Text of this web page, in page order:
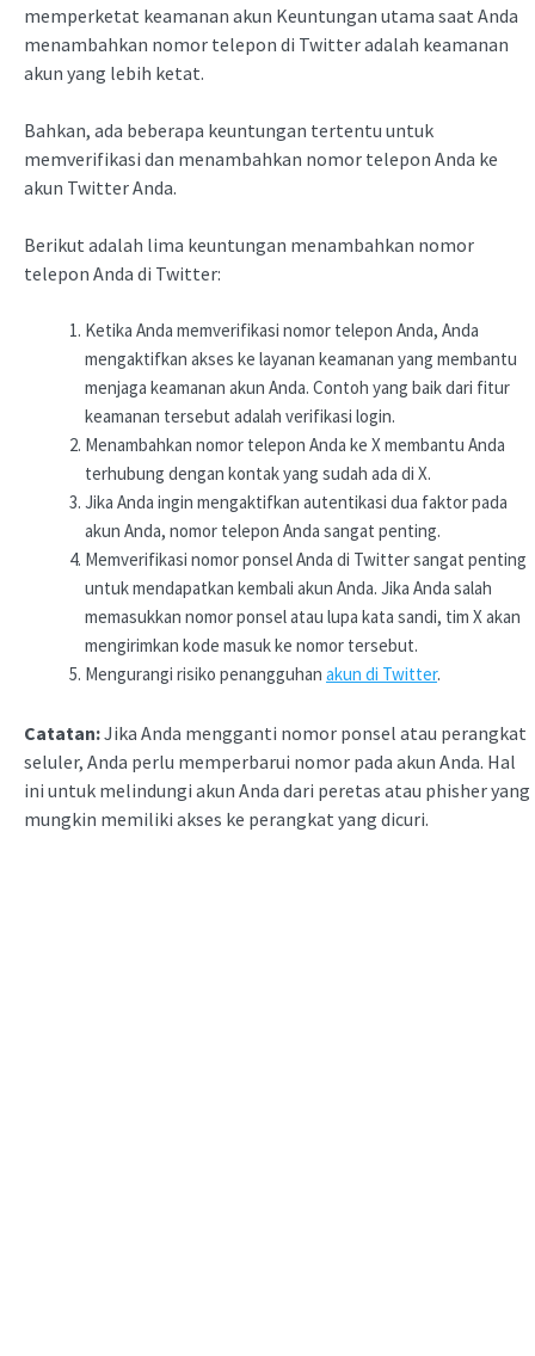
memperketat keamanan akun Keuntungan utama saat Anda
menambahkan nomor telepon di Twitter adalah keamanan
akun yang lebih ketat.
Bahkan, ada beberapa keuntungan tertentu untuk
memverifikasi dan menambahkan nomor telepon Anda ke
akun Twitter Anda.
Berikut adalah lima keuntungan menambahkan nomor
telepon Anda di Twitter:
Ketika Anda memverifikasi nomor telepon Anda, Anda
mengaktifkan akses ke layanan keamanan yang membantu
menjaga keamanan akun Anda. Contoh yang baik dari fitur
keamanan tersebut adalah verifikasi login.
Menambahkan nomor telepon Anda ke X membantu Anda
terhubung dengan kontak yang sudah ada di X.
Jika Anda ingin mengaktifkan autentikasi dua faktor pada
akun Anda, nomor telepon Anda sangat penting.
Memverifikasi nomor ponsel Anda di Twitter sangat penting
untuk mendapatkan kembali akun Anda. Jika Anda salah
memasukkan nomor ponsel atau lupa kata sandi, tim X akan
mengirimkan kode masuk ke nomor tersebut.
Mengurangi risiko penangguhan akun di Twitter.
Catatan:Jika Anda mengganti nomor ponsel atau perangkat
seluler, Anda perlu memperbarui nomor pada akun Anda. Hal
ini untuk melindungi akun Anda dari peretas atau phisher yang
mungkin memiliki akses ke perangkat yang dicuri.